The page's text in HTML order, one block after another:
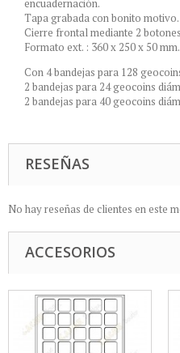
encuadernación.
Tapa grabada con bonito motivo.
Cierre frontal mediante 2
Formato ext. : 360 x 250 x 50 mm.
Con 4 bandejas para 128
2 bandejas para 24 geocoins
2 bandejas para 40 geocoins
RESEÑAS
No hay reseñas de clientes en este
ACCESORIOS